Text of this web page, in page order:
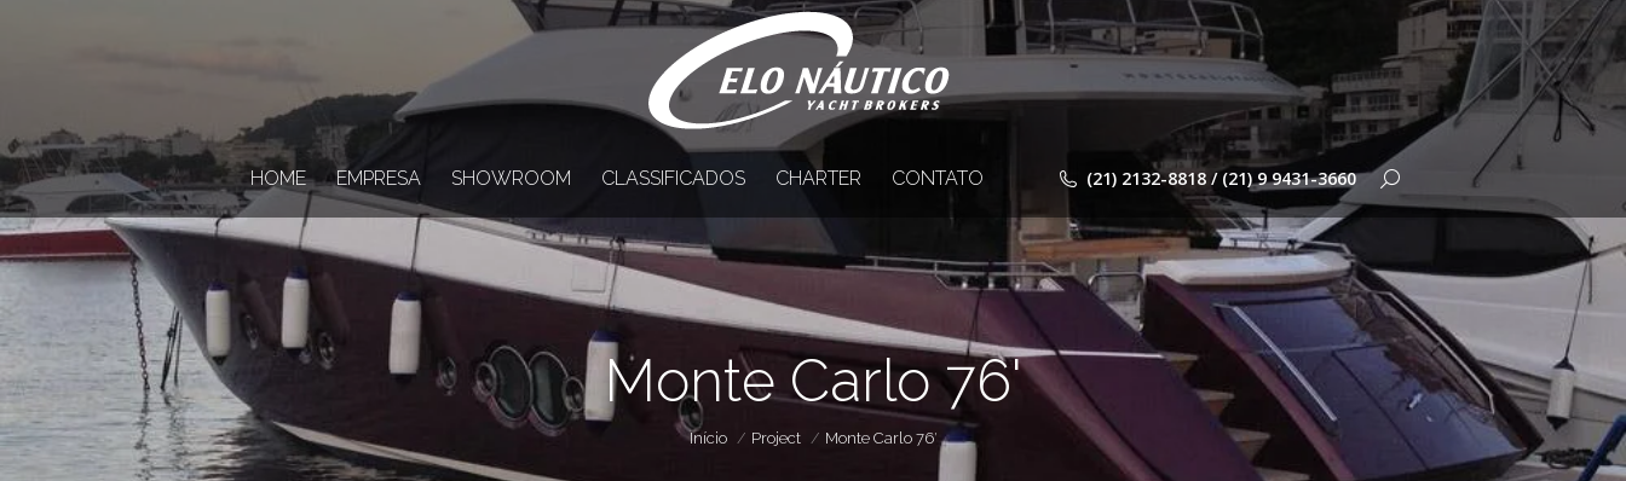
HOME EMPRESA SHOWROOM CLASSIFICADOS CHARTER CONTATO (21) 2132-8818 / (21) 9 9431-3660 Search:
Monte Carlo 76'
Você está aqui:
Início Project Monte Carlo 76′